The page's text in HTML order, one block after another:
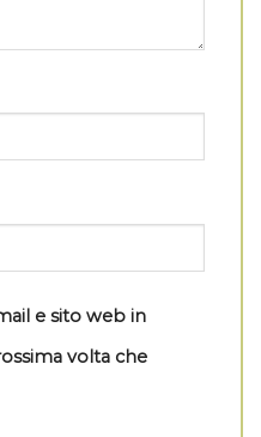
e sito web in
volta che